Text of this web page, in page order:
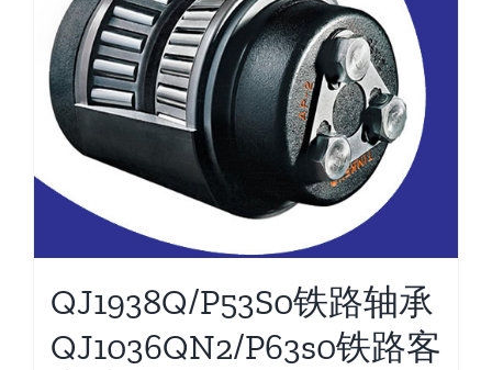
QJ1938Q/P53S0铁路轴承
QJ1036QN2/P63s0铁路客